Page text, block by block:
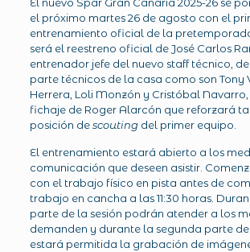
el próximo martes 26 de agosto con el
entrenamiento oficial de la
será el reestreno oficial de José Carlos
entrenador jefe del nuevo staff técnico,
parte técnicos de la casa como son Tony
Herrera, Loli Monzón y Cristóbal
fichaje de Roger Alarcón que reforzará
posición descoutingdel primer equipo.
El entrenamiento estará abierto a los
comunicación que deseen asistir.
con el trabajo físico en pista antes de
trabajo en cancha a las 11:30 horas.
parte de la sesión podrán atender a los
demanden y durante la segunda parte de
estará permitida la grabación de